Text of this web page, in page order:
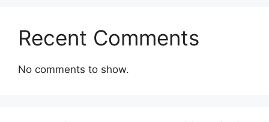
Recent Comments
No comments to show.